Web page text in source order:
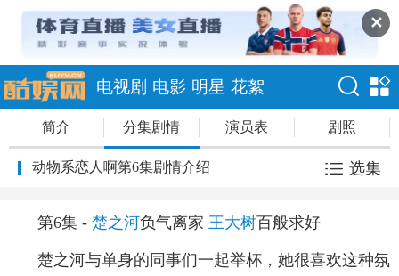
✕
电视剧 电影 明星 花絮
简介 分集剧情 演员表 剧照
动物系恋人啊第6集剧情介绍 选集
第6集 - 楚之河负气离家 王大树百般求好
楚之河与单身的同事们一起举杯，她很喜欢这种氛